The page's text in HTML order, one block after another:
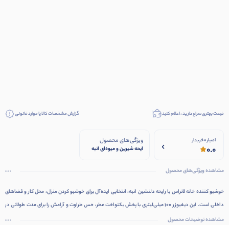
قیمت بهتری سراغ دارید ، اعلام کنید گزارش مشخصات کالا یا موارد قانونی
امتیاز 0 خریدار
0.0
ویژگی‌های محصول
ایحه شیرین و میوه‌ای انبه
عطر مناسب منزل، محل کار،
زیبایی طراحی شیک و
مشاهده ویژگی‌های محصول
خوشبو کننده خانه لاتراس با رایحه دلنشین انبه، انتخابی ایده‌آل برای خوشبو کردن منزل، محل کار و فضاهای
داخلی است. این دیفیوزر 100 میلی‌لیتری با پخش یکنواخت عطر، حس طراوت و آرامش را برای مدت طولانی در
محیط ایجاد می‌کند.
مشاهده توضیحات محصول